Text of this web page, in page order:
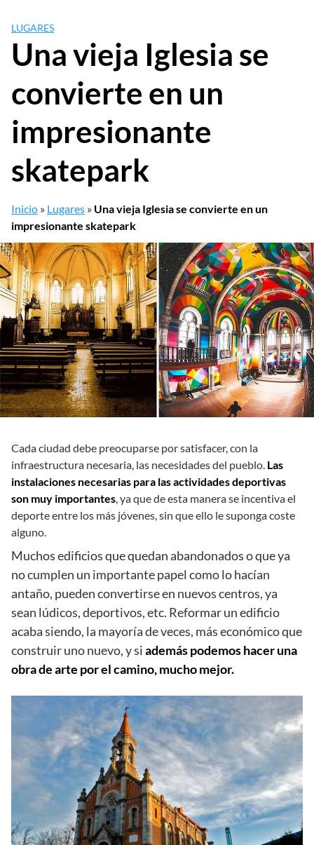
LUGARES
Una vieja Iglesia se
convierte en un
impresionante
skatepark
Inicio » Lugares » Una vieja Iglesia se convierte en un
impresionante skatepark
Cada ciudad debe preocuparse por satisfacer, con la
infraestructura necesaria, las necesidades del pueblo. Las
instalaciones necesarias para las actividades deportivas
son muy importantes , ya que de esta manera se incentiva el
deporte entre los más jóvenes, sin que ello le suponga coste
alguno.